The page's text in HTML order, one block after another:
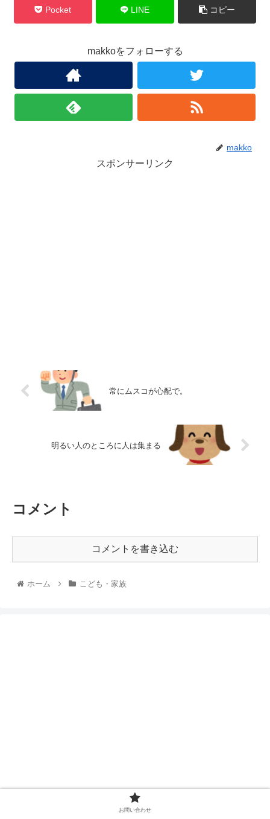
Pocket LINE コピー
makkoをフォローする
makko
スポンサーリンク
常にムスコが心配で。
明るい人のところに人は集まる
コメント
コメントを書き込む
ホーム こども・家族
お問い合わせ